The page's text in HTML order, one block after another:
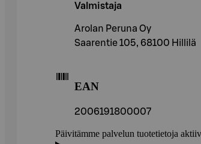
Valmistaja
Arolan Peruna Oy
Saarentie 105, 68100 Hillilä
EAN
2006191800007
Päivitämme palvelun tuotetietoja